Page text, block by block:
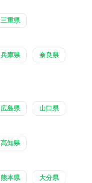
三重県
兵庫県 奈良県
広島県 山口県
高知県
熊本県 大分県